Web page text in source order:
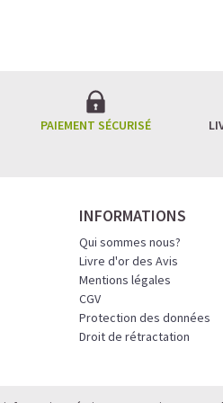
L’ÉQUILIBRE
Un café riche avec
allié parfait après
Pour ceux qui veulent
Découvrir leLatte
🍯 CAFÉ FRAPPÉ AU
PAIEMENT SÉCURISÉ
INFORMATIONS
Qui sommes nous?
Livre d'or des Avis
Mentions légales
CGV
Protection des données
Droit de rétractation